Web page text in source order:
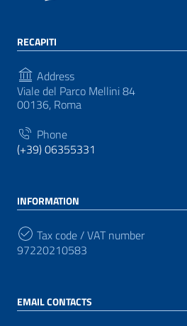
RECAPITI
Address
Viale del Parco Mellini 84
00136, Roma
Phone
(+39) 06355331
INFORMATION
Tax code / VAT number
97220210583
EMAIL CONTACTS